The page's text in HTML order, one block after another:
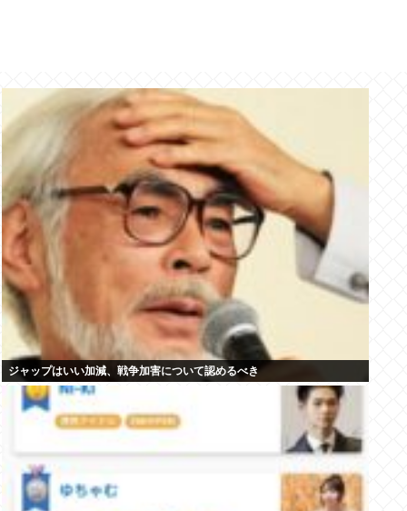
ジャップはいい加減、戦争加害について認めるべき